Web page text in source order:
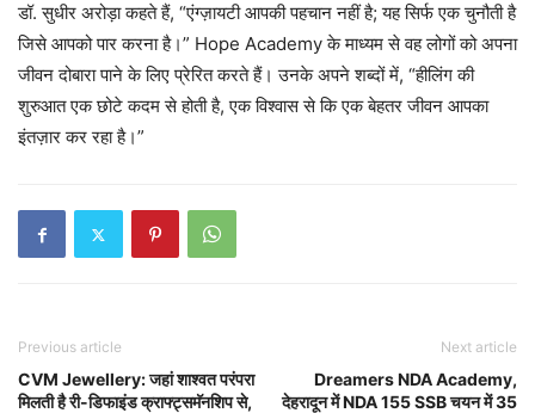
डॉ. सुधीर अरोड़ा कहते हैं, “एंग्ज़ायटी आपकी पहचान नहीं है; यह सिर्फ एक चुनौती है
जिसे आपको पार करना है।” Hope Academy के माध्यम से वह लोगों को अपना
जीवन दोबारा पाने के लिए प्रेरित करते हैं। उनके अपने शब्दों में, “हीलिंग की
शुरुआत एक छोटे कदम से होती है, एक विश्वास से कि एक बेहतर जीवन आपका
इंतज़ार कर रहा है।”
Previous article
CVM Jewellery: जहां शाश्वत परंपरा
मिलती है री-डिफाइंड क्राफ्ट्समॅनशिप से,
Next article
Dreamers NDA Academy,
देहरादून में NDA 155 SSB चयन में 35